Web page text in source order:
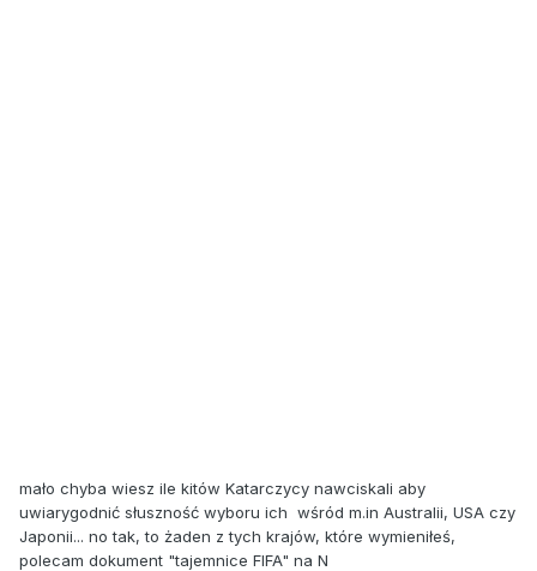
mało chyba wiesz ile kitów Katarczycy nawciskali aby
uwiarygodnić słuszność wyboru ich wśród m.in Australii, USA czy
Japonii... no tak, to żaden z tych krajów, które wymieniłeś,
polecam dokument "tajemnice FIFA" na N